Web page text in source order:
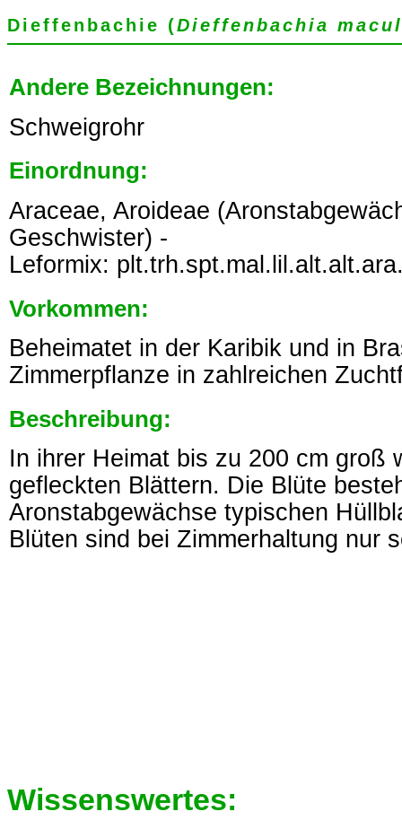
Dieffenbachie (Dieffenbachia
Andere Bezeichnungen:
Schweigrohr
Einordnung:
Araceae, Aroideae
Geschwister) -
Leformix:
Vorkommen:
Beheimatet in der Karibik und in
Zimmerpflanze in zahlreichen
Beschreibung:
In ihrer Heimat bis zu 200 cm groß
gefleckten Blättern. Die Blüte
Aronstabgewächse typischen
Blüten sind bei Zimmerhaltung nur
Wissenswertes: